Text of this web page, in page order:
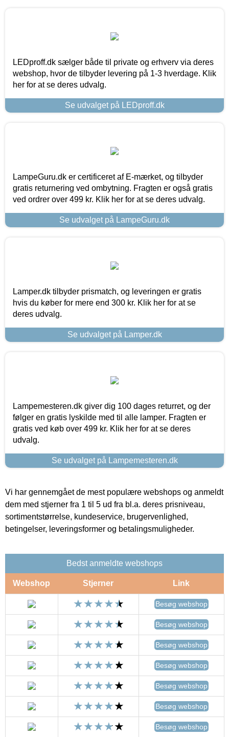
LEDproff.dk sælger både til private og erhverv via deres
webshop, hvor de tilbyder levering på 1-3 hverdage. Klik
her for at se deres udvalg.
Se udvalget på LEDproff.dk
LampeGuru.dk er certificeret af E-mærket, og tilbyder
gratis returnering ved ombytning. Fragten er også gratis
ved ordrer over 499 kr. Klik her for at se deres udvalg.
Se udvalget på LampeGuru.dk
Lamper.dk tilbyder prismatch, og leveringen er gratis
hvis du køber for mere end 300 kr. Klik her for at se
deres udvalg.
Se udvalget på Lamper.dk
Lampemesteren.dk giver dig 100 dages returret, og der
følger en gratis lyskilde med til alle lamper. Fragten er
gratis ved køb over 499 kr. Klik her for at se deres
udvalg.
Se udvalget på Lampemesteren.dk
Vi har gennemgået de mest populære webshops og anmeldt
dem med stjerner fra 1 til 5 ud fra bl.a. deres prisniveau,
sortimentstørrelse, kundeservice, brugervenlighed,
betingelser, leveringsformer og betalingsmuligheder.
Bedst anmeldte webshops
Webshop Stjerner Link
Besøg webshop
Besøg webshop
Besøg webshop
Besøg webshop
Besøg webshop
Besøg webshop
Besøg webshop